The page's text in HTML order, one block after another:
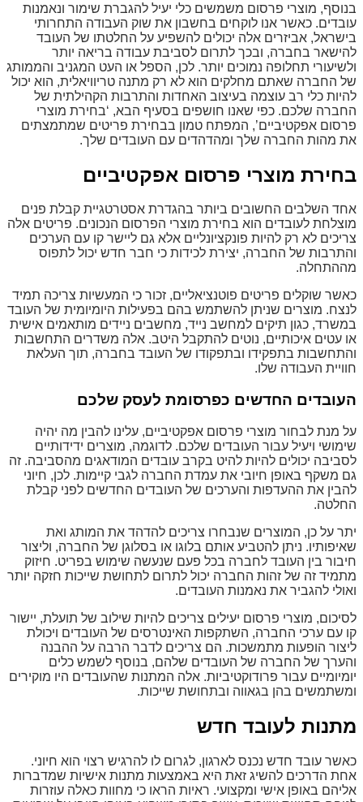
בנוסף, מוצרי פרסום משמשים כלי יעיל להגברת שימור ונאמנות
עובדים. כאשר אנו לוקחים בחשבון את שוק העבודה התחרותי
בישראל, אביזרים אלה יכולים להשפיע על החלטתו של העובד
להישאר בחברה, ובכך לתרום לסביבת עבודה בריאה יותר
ולשיעורי תחלופה נמוכים יותר. לכן, הספל או העט המגניב והממותג
של החברה שאתם מחלקים הוא לא רק מתנה טריוויאלית, הוא יכול
להיות כלי רב עוצמה בעיצוב האחדות והתרבות הקהילתית של
החברה שלכם. כפי שאנו חושפים בסעיף הבא, ‘בחירת מוצרי
פרסום אפקטיביים’, המפתח טמון בבחירת פריטים שמתמצתים
את מהות החברה שלך ומהדהדים עם העובדים שלך.
בחירת מוצרי פרסום אפקטיביים
אחד השלבים החשובים ביותר בהגדרת אסטרטגיית קבלת פנים
מוצלחת לעובדים הוא בחירת מוצרי הפרסום הנכונים. פריטים אלה
צריכים לא רק להיות פונקציונליים אלא גם ליישר קו עם הערכים
והתרבות של החברה, יצירת לכידות כי חבר חדש יכול לתפוס
מההתחלה.
כאשר שוקלים פריטים פוטנציאליים, זכור כי המעשיות צריכה תמיד
לנצח. מוצרים שניתן להשתמש בהם בפעילות היומיומית של העובד
במשרד, כגון תיקים למחשב נייד, מחשבים ניידים מותאמים אישית
או עטים איכותיים, נוטים להתקבל היטב. אלה משדרים התחשבות
והתחשבות בתפקידו ובתפקודו של העובד בחברה, תוך העלאת
חוויית העבודה שלו.
העובדים החדשים כפרסומת לעסק שלכם
על מנת לבחור מוצרי פרסום אפקטיביים, עלינו להבין מה יהיה
שימושי ויעיל עבור העובדים שלכם. לדוגמה, מוצרים ידידותיים
לסביבה יכולים להיות להיט בקרב עובדים המודאגים מהסביבה. זה
גם משקף באופן חיובי את עמדת החברה לגבי קיימות. לכן, חיוני
להבין את ההעדפות והערכים של העובדים החדשים לפני קבלת
החלטה.
יתר על כן, המוצרים שנבחרו צריכים להדהד את המותג ואת
שאיפותיו. ניתן להטביע אותם בלוגו או בסלוגן של החברה, וליצור
חיבור בין העובד לחברה בכל פעם שנעשה שימוש בפריט. חיזוק
מתמיד זה של זהות החברה יכול לתרום לתחושת שייכות חזקה יותר
ואולי להגביר את נאמנות העובדים.
לסיכום, מוצרי פרסום יעילים צריכים להיות שילוב של תועלת, יישור
קו עם ערכי החברה, השתקפות האינטרסים של העובדים ויכולת
ליצור הופעות מתמשכות. הם צריכים לדבר הרבה על ההבנה
והערך של החברה של העובדים שלהם, בנוסף לשמש כלים
יומיומיים עבור פרודוקטיביות. אלה המתנות שהעובדים היו מוקירים
ומשתמשים בהן בגאווה ובתחושת שייכות.
מתנות לעובד חדש
כאשר עובד חדש נכנס לארגון, לגרום לו להרגיש רצוי הוא חיוני.
אחת הדרכים להשיג זאת היא באמצעות מתנות אישיות שמדברות
אליהם באופן אישי ומקצועי. ראיות הראו כי מחוות כאלה עוזרות